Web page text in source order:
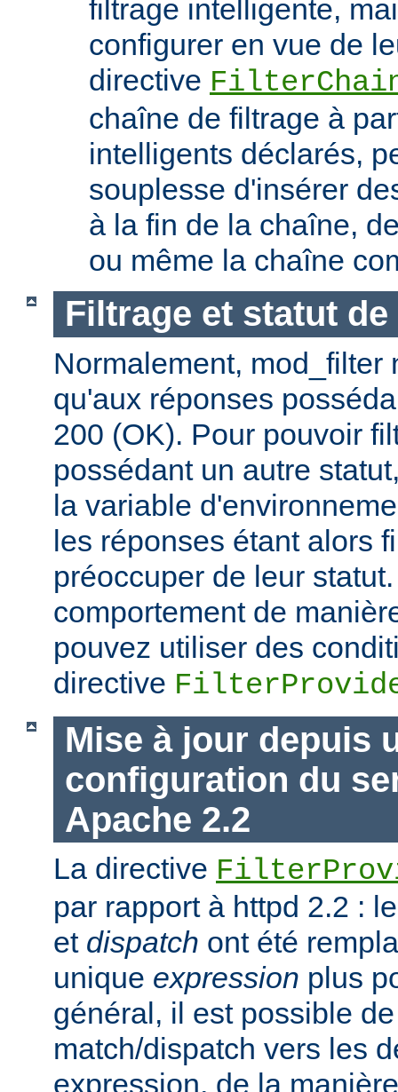
filtrage intelligente,
configurer en vue de
directive
chaîne de filtrage à
intelligents déclarés,
souplesse d'insérer
à la fin de la chaîne,
ou même la chaîne
Filtrage et statut
Normalement, mod_filter
qu'aux réponses
200 (OK). Pour pouvoir
possédant un autre
la variable
les réponses étant alors
préoccuper de leur
comportement de
pouvez utiliser des
directive
Mise à jour depuis
configuration du
Apache 2.2
La directive
par rapport à httpd 2.2 :
et dispatch ont été
unique expression plus
général, il est possible
match/dispatch vers les
expression, de la